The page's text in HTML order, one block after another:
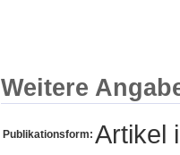
Weitere
Publikationsform: Artikel